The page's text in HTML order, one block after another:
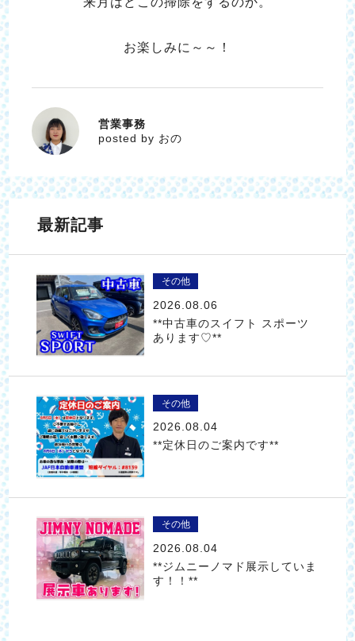
お楽しみに～～！
おの
営業事務
posted by おの
最新記事
その他
2026.08.06
**中古車のスイフト スポーツ
あります♡**
その他
2026.08.04
**定休日のご案内です**
その他
2026.08.04
**ジムニーノマド展示していま
す！！**